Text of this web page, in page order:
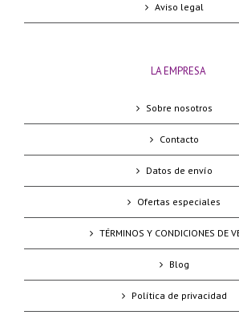
Aviso legal
LA EMPRESA
Sobre nosotros
Contacto
Datos de envío
Ofertas especiales
TÉRMINOS Y CONDICIONES DE
Blog
Política de privacidad